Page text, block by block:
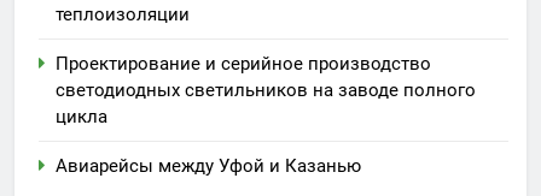
теплоизоляции
Проектирование и серийное производство
светодиодных светильников на заводе полного
цикла
Авиарейсы между Уфой и Казанью